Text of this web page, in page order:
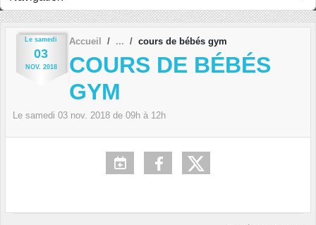
Le samedi
03
NOV. 2018
Accueil cours de bébés gym
COURS DE BÉBÉS
GYM
Le samedi 03 nov. 2018 de 09h à 12h